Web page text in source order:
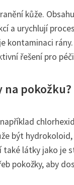
kůže.
a urychlují
kontaminaci rány.
řešení pro
pokožku?
být
látky jako je
pokožky, aby